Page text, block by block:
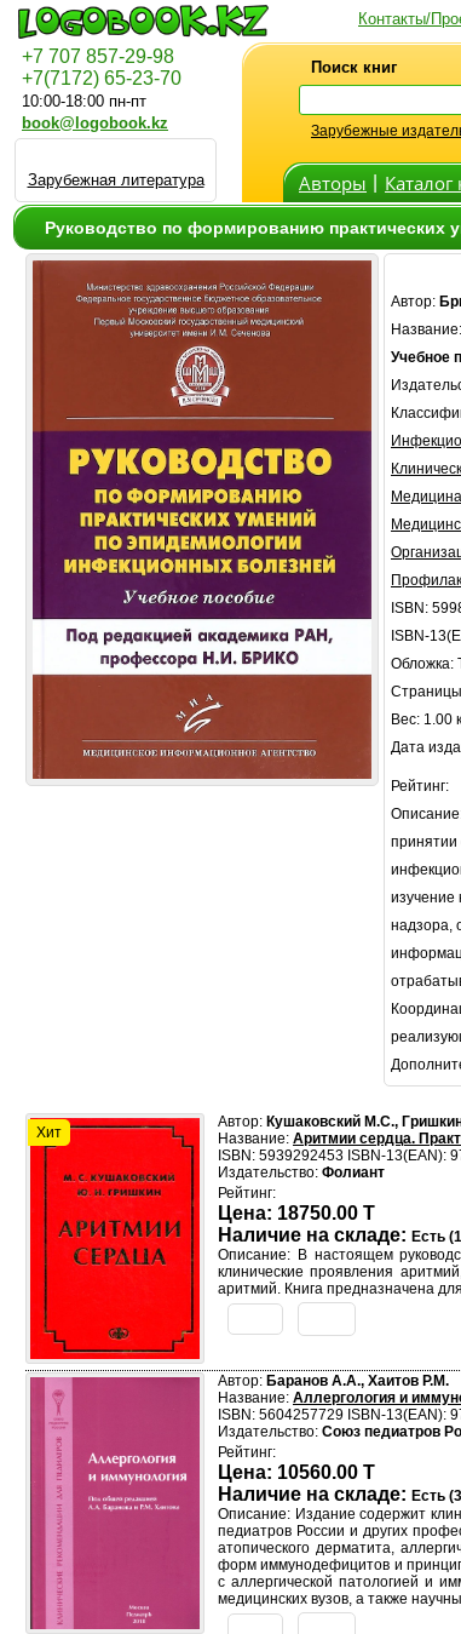
Контакты/
+7 707 857-29-98
+7(7172) 65-23-70
10:00-18:00 пн-пт
book@logobook.kz
Зарубежная литература
Поиск книг
Зарубежные
Авторы Каталог
Руководство по формированию практических
Автор:
Название:
Учебное
ISBN:
ISBN-
Обложка:
Вес: 1.00
Дата
Рейтинг:
принятии
изучение
надзора,
Хит
Автор: Кушаковский М.С.,
Название: Аритмии сердца.
ISBN: 5939292453 ISBN-13(EAN):
Издательство: Фолиант
Рейтинг:
Цена: 18750.00 T
Наличие на складе: Есть
Описание: В настоящем
клинические проявления
аритмий. Книга предназначена
Автор: Баранов А.А., Хаитов Р.М.
Название: Аллергология и
ISBN: 5604257729 ISBN-13(EAN):
Издательство: Союз педиатров
Рейтинг:
Цена: 10560.00 T
Наличие на складе: Есть
Описание: Издание содержит
педиатров России и других
атопического дерматита,
форм иммунодефицитов и
с аллергической патологией и
медицинских вузов, а также